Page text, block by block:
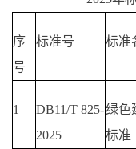
序
号
标准号 标准
1
DB11/T 825-
2025
绿色
标准